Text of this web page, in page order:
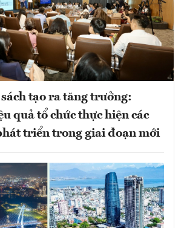
tạo ra tăng trưởng:
quả tổ chức thực hiện các
triển trong giai đoạn mới